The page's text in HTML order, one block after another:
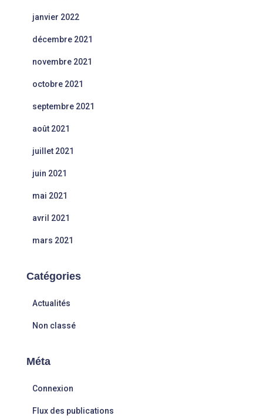
janvier 2022
décembre 2021
novembre 2021
octobre 2021
septembre 2021
août 2021
juillet 2021
juin 2021
mai 2021
avril 2021
mars 2021
Catégories
Actualités
Non classé
Méta
Connexion
Flux des publications